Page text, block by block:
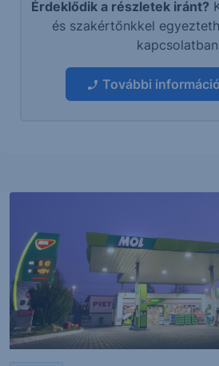
Érdeklődik a részletek iránt?
és szakértőnkkel
További